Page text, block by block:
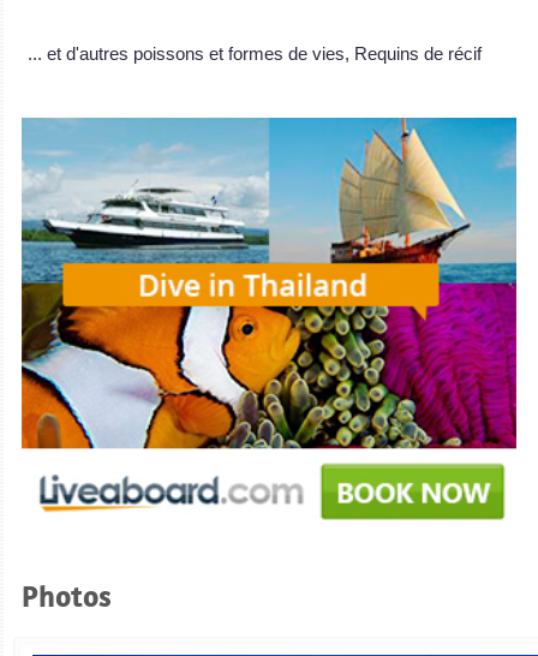
... et d'autres poissons et formes de vies, Requins de récif
Photos